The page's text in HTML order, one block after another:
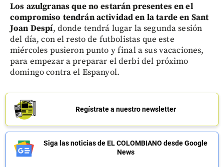
Los azulgranas que no estarán presentes en el
compromiso tendrán actividad en la tarde en Sant
Joan Despí, donde tendrá lugar la segunda sesión
del día, con el resto de futbolistas que este
miércoles pusieron punto y final a sus vacaciones,
para empezar a preparar el derbi del próximo
domingo contra el Espanyol.
Regístrate a nuestro newsletter
Siga las noticias de EL COLOMBIANO desde Google
News